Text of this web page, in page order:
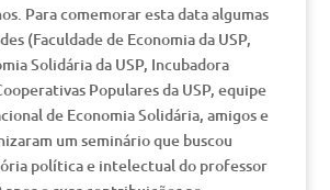
Para comemorar esta data algumas
(Faculdade de Economia da USP,
Solidária da USP, Incubadora
Populares da USP, equipe
de Economia Solidária, amigos e
um seminário que buscou
política e intelectual do professor